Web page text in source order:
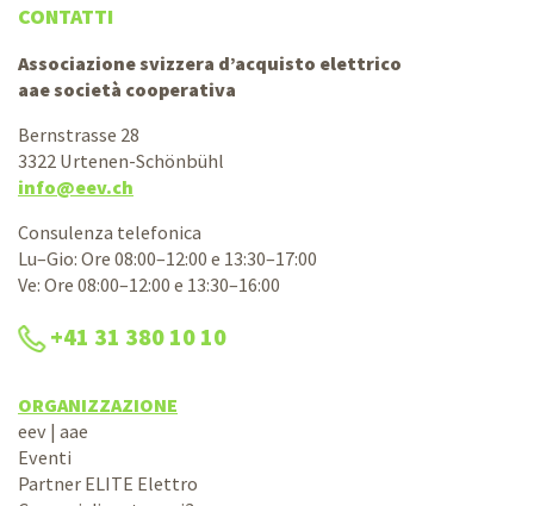
CONTATTI
Associazione svizzera d’acquisto elettrico
aae società cooperativa
Bernstrasse 28
3322 Urtenen-Schönbühl
info@eev.ch
Consulenza telefonica
Lu–Gio: Ore 08:00–12:00 e 13:30–17:00
Ve: Ore 08:00–12:00 e 13:30–16:00
+41 31 380 10 10
ORGANIZZAZIONE
eev | aae
Eventi
Partner ELITE Elettro